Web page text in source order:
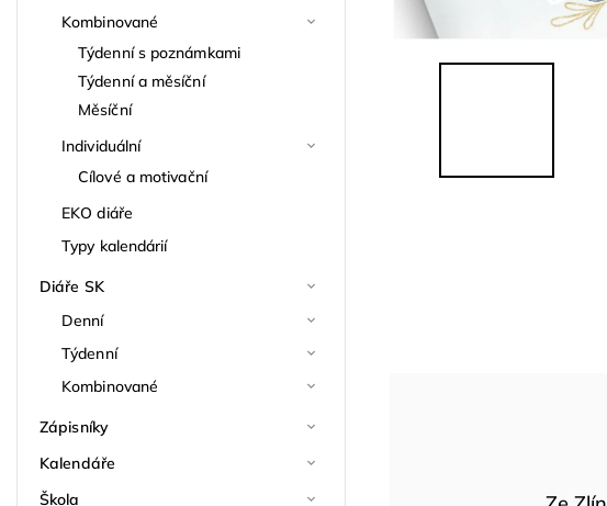
Kombinované
Týdenní s poznámkami
Týdenní a měsíční
Měsíční
Individuální
Cílové a motivační
EKO diáře
Typy kalendárií
Diáře SK
Denní
Týdenní
Kombinované
Zápisníky
Kalendáře
Škola